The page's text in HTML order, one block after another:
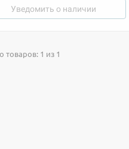
Уведомить о наличии
товаров: 1 из 1